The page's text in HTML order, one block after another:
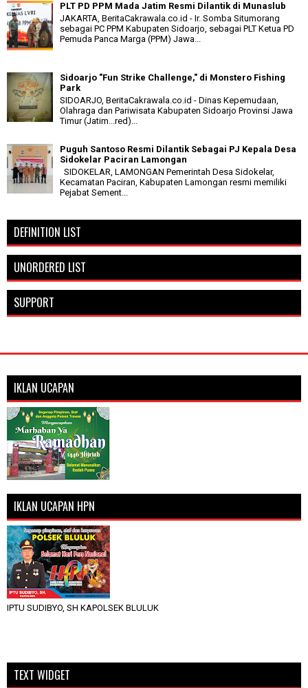
PLT PD PPM Mada Jatim Resmi Dilantik di Munaslub
JAKARTA, BeritaCakrawala.co.id - Ir. Somba Situmorang
sebagai PC PPM Kabupaten Sidoarjo, sebagai PLT Ketua PD
Pemuda Panca Marga (PPM) Jawa...
Sidoarjo "Fun Strike Challenge," di Monstero Fishing
Park
SIDOARJO, BeritaCakrawala.co.id - Dinas Kepemudaan,
Olahraga dan Pariwisata Kabupaten Sidoarjo Provinsi Jawa
Timur (Jatim...red)...
Puguh Santoso Resmi Dilantik Sebagai PJ Kepala Desa
Sidokelar Paciran Lamongan
SIDOKELAR, LAMONGAN Pemerintah Desa Sidokelar,
Kecamatan Paciran, Kabupaten Lamongan resmi memiliki
Pejabat Sement...
DEFINITION LIST
UNORDERED LIST
SUPPORT
IKLAN UCAPAN
IKLAN UCAPAN HPN
IPTU SUDIBYO, SH KAPOLSEK BLULUK
TEXT WIDGET